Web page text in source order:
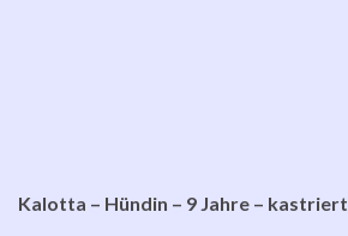
Kalotta – Hündin – 9 Jahre – kastriert